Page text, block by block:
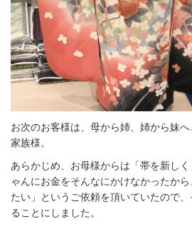
お次のお客様は、母から姉、姉から妹
家族様。
あらかじめ、お母様からは「帯を新し
ゃんにお金をそんなにかけなかったか
たい」というご依頼を頂いていたので
ることにしました。